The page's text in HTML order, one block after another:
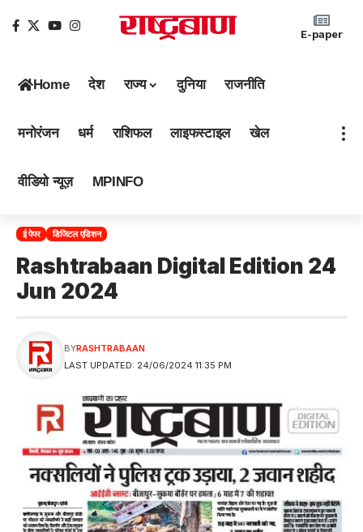
E-paper
Home देश राज्य दुनिया राजनीति
मनोरंजन धर्म राशिफल लाइफस्टाइल खेल
वीडियो न्यूज़ MPINFO
ई पेपर डिजिटल एडिशन
Rashtrabaan Digital Edition 24
Jun 2024
LAST UPDATED: 24/06/2024 11:35 PM
BYRASHTRABAAN